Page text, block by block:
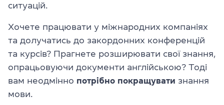
ситуацій.
Хочете працювати у міжнародних компаніях
та долучатись до закордонних конференцій
та курсів? Прагнете розширювати свої знання,
опрацьовуючи документи англійською? Тоді
вам неодмінно потрібно покращувати знання
мови.